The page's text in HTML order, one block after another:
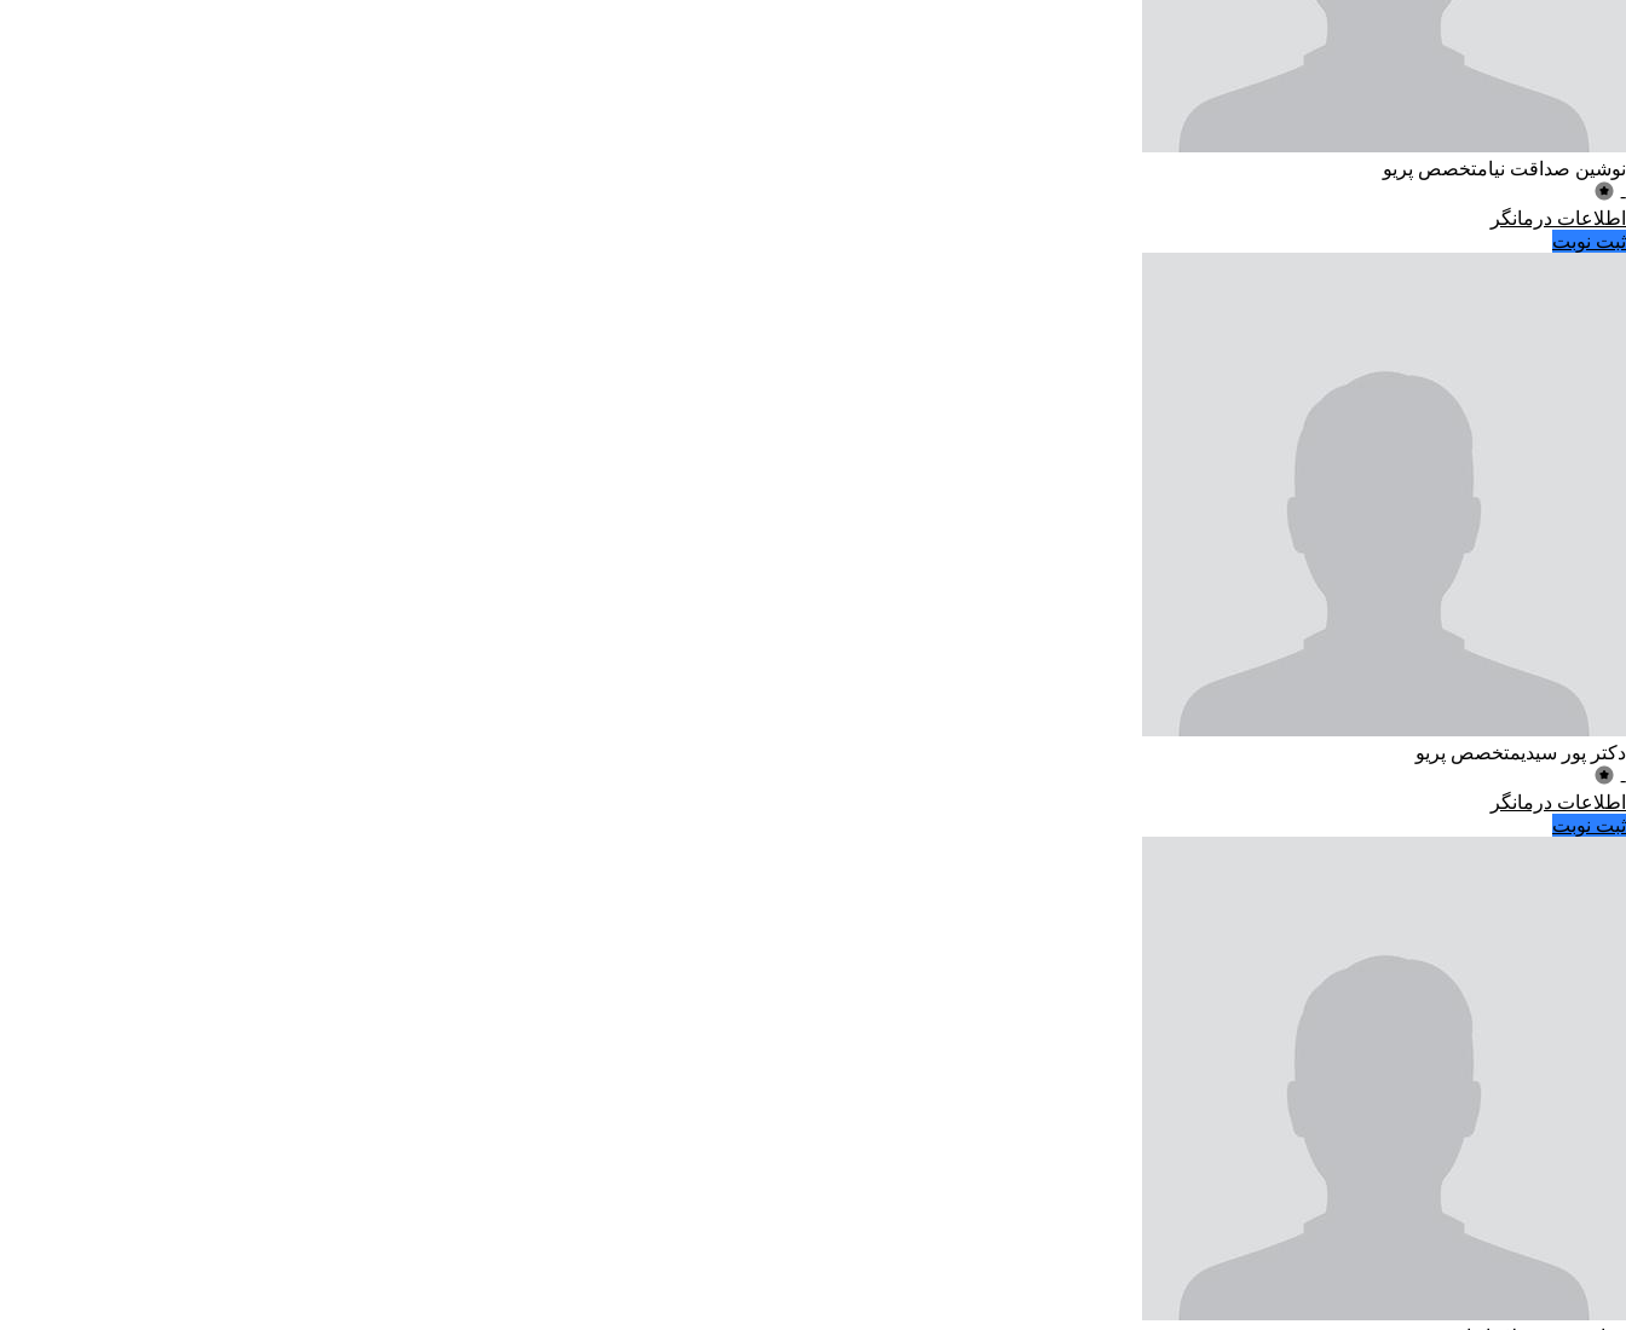
نوشین صداقت نیامتخصص پریو
-
اطلاعات درمانگر
ثبت نوبت
دکتر پور سیدیمتخصص پریو
-
اطلاعات درمانگر
ثبت نوبت